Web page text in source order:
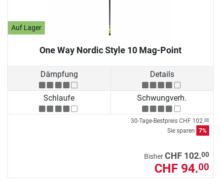
Auf Lager
One Way Nordic Style 10 Mag-Point
Dämpfung Details
Schlaufe Schwungverh.
30-Tage-Bestpreis CHF 102.00
Sie sparen 7%
BisherCHF 102.00
CHF 94.00